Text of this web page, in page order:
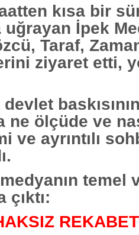
kısa bir
uğrayan İpek
Taraf,
ziyaret etti,
ne ölçüde ve
ve ayrıntılı
temel
çıktı:
REKABET